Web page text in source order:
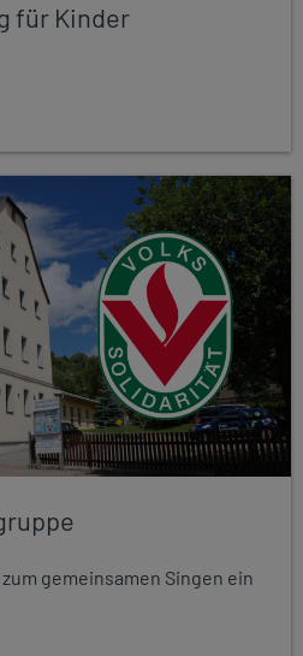
für Kinder
gemeinsamen Singen ein